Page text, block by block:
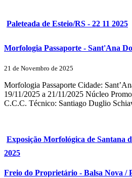
Paleteada de Esteio/RS - 22 11 2025
Morfologia Passaporte - Sant'Ana
21 de Novembro de 2025
Morfologia Passaporte Cidade:
19/11/2025 a 21/11/2025 Núcleo
C.C.C. Técnico: Santiago Duglio
Exposição Morfológica de Santana
2025
Freio do Proprietário - Balsa Nova /